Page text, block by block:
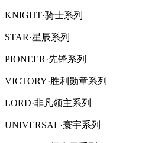
KNIGHT·骑士系列
STAR·星辰系列
PIONEER·先锋系列
VICTORY·胜利勋章系列
LORD·非凡领主系列
UNIVERSAL·寰宇系列